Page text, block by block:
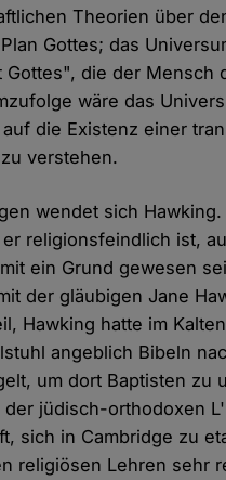
Theorien über
Gottes; das
Gottes", die der Mensch
wäre das
die Existenz einer
verstehen.
wendet sich
religionsfeindlich ist,
ein Grund gewesen
der gläubigen Jane
Hawking hatte im
angeblich Bibeln
um dort Baptisten zu
der jüdisch-orthodoxen
sich in Cambridge zu
religiösen Lehren sehr